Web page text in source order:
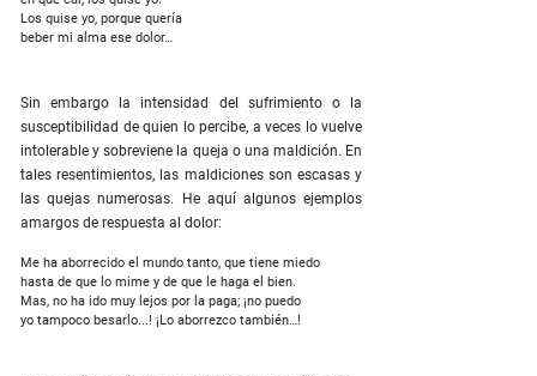
Los quise yo, porque quería
beber mi alma ese dolor…
Sin embargo la intensidad del sufrimiento o la
susceptibilidad de quien lo percibe, a veces lo vuelve
intolerable y sobreviene la queja o una maldición. En
tales resentimientos, las maldiciones son escasas y
las quejas numerosas. He aquí algunos ejemplos
amargos de respuesta al dolor:
Me ha aborrecido el mundo tanto, que tiene miedo
hasta de que lo mime y de que le haga el bien.
Mas, no ha ido muy lejos por la paga; ¡no puedo
yo tampoco besarlo...! ¡Lo aborrezco también…!